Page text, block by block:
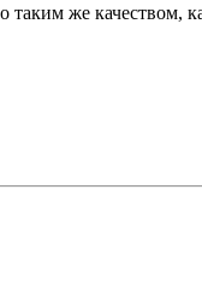
таким же качеством,